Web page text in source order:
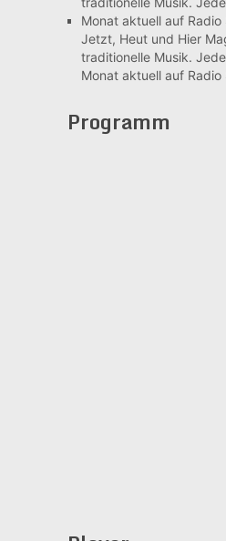
Jetzt, Heut und Hier
traditionelle Musik.
Monat aktuell auf Radio
Programm